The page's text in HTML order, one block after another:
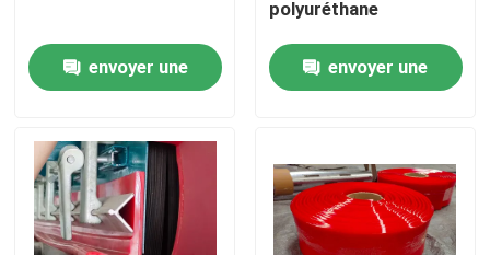
Vidéos
A propos de nous
Visite d'usine
envoyer une
polyuréthane
envoyer une